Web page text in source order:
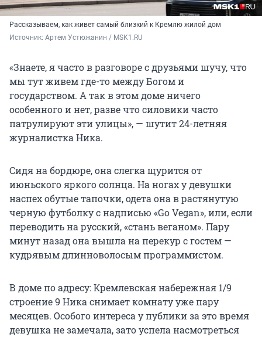
Рассказываем, как живет самый близкий к Кремлю жилой дом
Источник: Артем Устюжанин / MSK1.RU
«Знаете, я часто в разговоре с друзьями шучу, что
мы тут живем где-то между Богом и
государством. А так в этом доме ничего
особенного и нет, разве что силовики часто
патрулируют эти улицы», — шутит 24-летняя
журналистка Ника.
Сидя на бордюре, она слегка щурится от
июньского яркого солнца. На ногах у девушки
наспех обутые тапочки, одета она в растянутую
черную футболку с надписью «Go Vegan», или, если
переводить на русский, «стань веганом». Пару
минут назад она вышла на перекур с гостем —
кудрявым длинноволосым программистом.
В доме по адресу: Кремлевская набережная 1/9
строение 9 Ника снимает комнату уже пару
месяцев. Особого интереса у публики за это время
девушка не замечала, зато успела насмотреться